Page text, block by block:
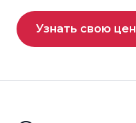
Узнать свою